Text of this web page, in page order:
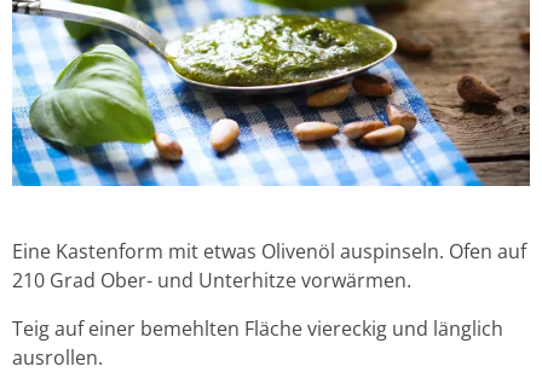
Eine Kastenform mit etwas Olivenöl auspinseln. Ofen auf
210 Grad Ober- und Unterhitze vorwärmen.
Teig auf einer bemehlten Fläche viereckig und länglich
ausrollen.